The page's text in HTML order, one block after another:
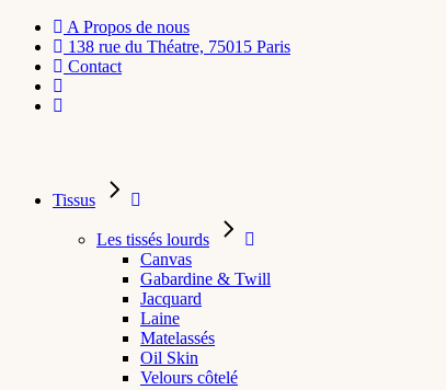
A Propos de nous
138 rue du Théatre, 75015 Paris
Contact
Tissus
Les tissés lourds
Canvas
Gabardine & Twill
Jacquard
Laine
Matelassés
Oil Skin
Velours côtelé